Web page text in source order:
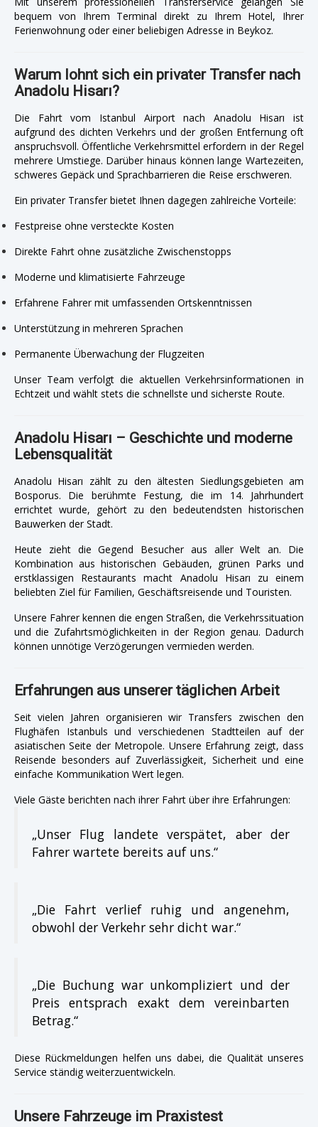
bequem von Ihrem Terminal direkt zu Ihrem Hotel, Ihrer
Ferienwohnung oder einer beliebigen Adresse in Beykoz.
Warum lohnt sich ein privater Transfer nach
Anadolu Hisarı?
Die Fahrt vom Istanbul Airport nach Anadolu Hisarı ist
aufgrund des dichten Verkehrs und der großen Entfernung oft
anspruchsvoll. Öffentliche Verkehrsmittel erfordern in der Regel
mehrere Umstiege. Darüber hinaus können lange Wartezeiten,
schweres Gepäck und Sprachbarrieren die Reise erschweren.
Ein privater Transfer bietet Ihnen dagegen zahlreiche Vorteile:
Festpreise ohne versteckte Kosten
Direkte Fahrt ohne zusätzliche Zwischenstopps
Moderne und klimatisierte Fahrzeuge
Erfahrene Fahrer mit umfassenden Ortskenntnissen
Unterstützung in mehreren Sprachen
Permanente Überwachung der Flugzeiten
Unser Team verfolgt die aktuellen Verkehrsinformationen in
Echtzeit und wählt stets die schnellste und sicherste Route.
Anadolu Hisarı – Geschichte und moderne
Lebensqualität
Anadolu Hisarı zählt zu den ältesten Siedlungsgebieten am
Bosporus. Die berühmte Festung, die im 14. Jahrhundert
errichtet wurde, gehört zu den bedeutendsten historischen
Bauwerken der Stadt.
Heute zieht die Gegend Besucher aus aller Welt an. Die
Kombination aus historischen Gebäuden, grünen Parks und
erstklassigen Restaurants macht Anadolu Hisarı zu einem
beliebten Ziel für Familien, Geschäftsreisende und Touristen.
Unsere Fahrer kennen die engen Straßen, die Verkehrssituation
und die Zufahrtsmöglichkeiten in der Region genau. Dadurch
können unnötige Verzögerungen vermieden werden.
Erfahrungen aus unserer täglichen Arbeit
Seit vielen Jahren organisieren wir Transfers zwischen den
Flughäfen Istanbuls und verschiedenen Stadtteilen auf der
asiatischen Seite der Metropole. Unsere Erfahrung zeigt, dass
Reisende besonders auf Zuverlässigkeit, Sicherheit und eine
einfache Kommunikation Wert legen.
Viele Gäste berichten nach ihrer Fahrt über ihre Erfahrungen:
„Unser Flug landete verspätet, aber der
Fahrer wartete bereits auf uns.“
„Die Fahrt verlief ruhig und angenehm,
obwohl der Verkehr sehr dicht war.“
„Die Buchung war unkompliziert und der
Preis entsprach exakt dem vereinbarten
Betrag.“
Diese Rückmeldungen helfen uns dabei, die Qualität unseres
Service ständig weiterzuentwickeln.
Unsere Fahrzeuge im Praxistest